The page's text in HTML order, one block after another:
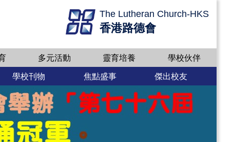
The Lutheran Church-HKS
香港路德會
多元活動 靈育培養 學校伙伴
學校刊物 焦點盛事 傑出校友